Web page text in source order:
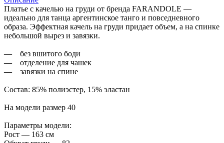
Платье с качелью на груди от бренда FARANDOLE —
идеально для танца аргентинское танго и повседневного
образа. Эффектная качель на груди придает объем, а на спинке
небольшой вырез и завязки.
— без вшитого боди
— отделение для чашек
— завязки на спине
Состав: 85% полиэстер, 15% эластан
На модели размер 40
Параметры модели:
Рост — 163 см